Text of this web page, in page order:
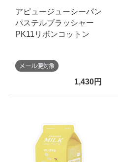
アピュージューシーパン
パステルブラッシャー
PK11リボンコットン
1,430円